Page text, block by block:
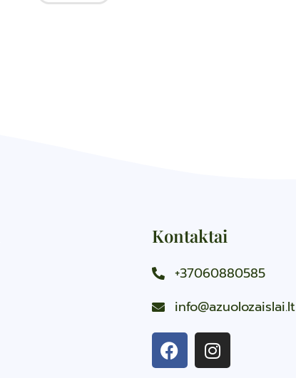
Kontaktai
+37060880585
info@azuolozaislai.lt